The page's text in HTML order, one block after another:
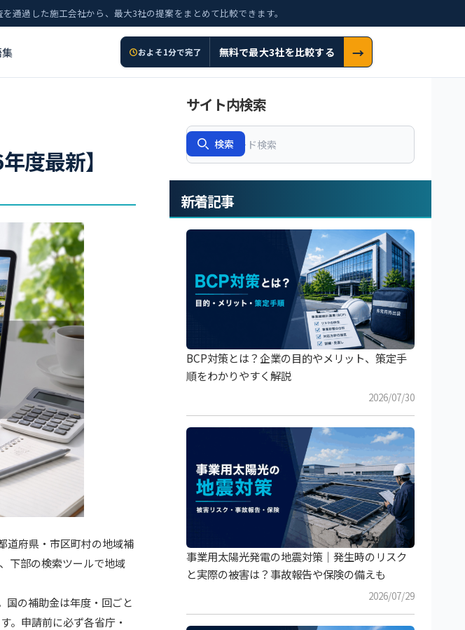
通過した施工会社から、最大3社の提案をまとめて比較できます。
およそ1分で完了 無料で最大3社を比較する →
度最新】
道府県・市区町村の地域補
下部の検索ツールで地域
国の補助金は年度・回ごと
。申請前に必ず各省庁・
サイト内検索
Search
検索
新着記事
BCP対策とは？企業の目的やメリット、策定手
順をわかりやすく解説
2026/07/30
事業用太陽光発電の地震対策｜発生時のリスク
と実際の被害は？事故報告や保険の備えも
2026/07/29